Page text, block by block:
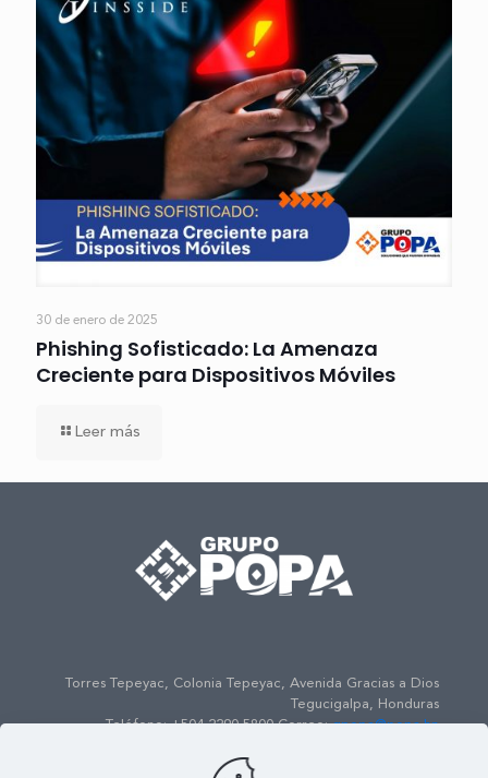
30 de enero de 2025
Phishing Sofisticado: La Amenaza
Creciente para Dispositivos Móviles
Leer más
Torres Tepeyac, Colonia Tepeyac, Avenida Gracias a Dios
Tegucigalpa, Honduras
Teléfono: +504 2290-5800 Correo:gpopa@popa.hn